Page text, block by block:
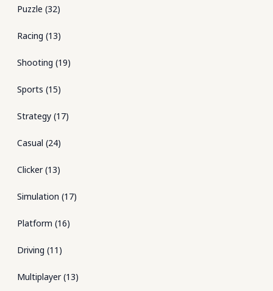
Puzzle (32)
Racing (13)
Shooting (19)
Sports (15)
Strategy (17)
Casual (24)
Clicker(13)
Simulation (17)
Platform (16)
Driving (11 )
Multiplayer(13)